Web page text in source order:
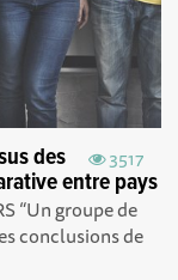
3517
des
entre pays
“Un groupe de
conclusions de